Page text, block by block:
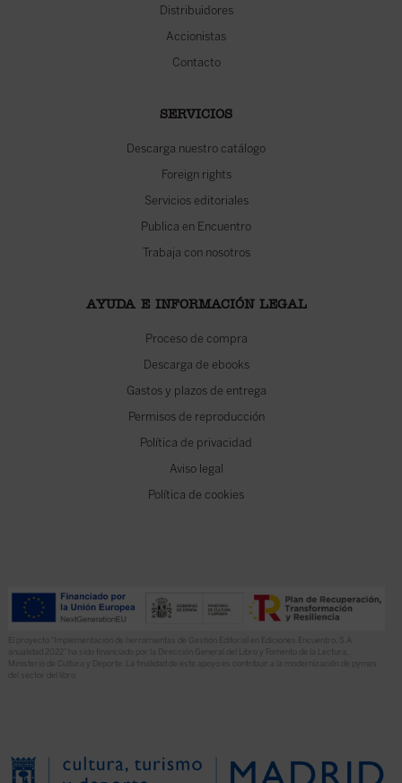
Distribuidores
Accionistas
Contacto
SERVICIOS
Descarga nuestro catálogo
Foreign rights
Servicios editoriales
Publica en Encuentro
Trabaja con nosotros
AYUDA E INFORMACIÓN LEGAL
Proceso de compra
Descarga de ebooks
Gastos y plazos de entrega
Permisos de reproducción
Política de privacidad
Aviso legal
Política de cookies
El proyecto “Implementación de herramientas de Gestión Editorial en Ediciones Encuentro, S.A.
anualidad 2022” ha sido financiado por la Dirección General del Libro y Fomento de la Lectura,
Ministerio de Cultura y Deporte. La finalidad de este apoyo es contribuir a la modernización de pymes
del sector del libro.